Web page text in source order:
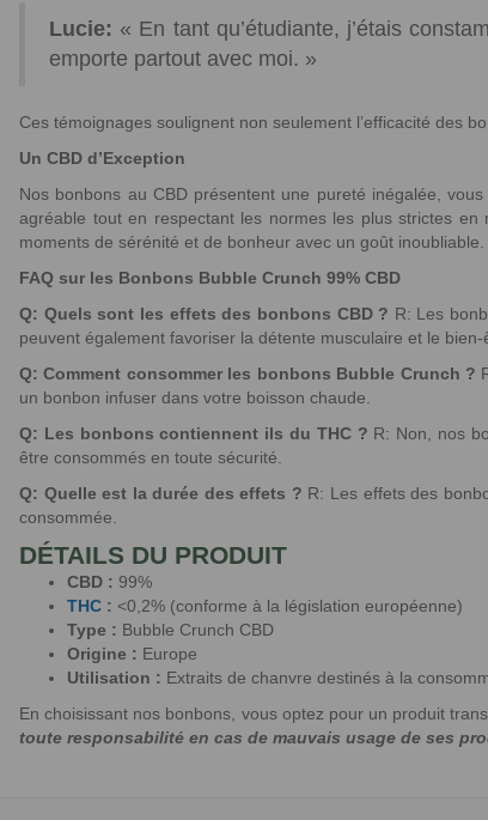
Lucie: « En tant qu’étudiante, j’étais
emporte partout avec moi. »
Ces témoignages soulignent non seulement l’efficacité des
Un CBD d’Exception
Nos bonbons au CBD présentent une pureté inégalée,
agréable tout en respectant les normes les plus strictes
moments de sérénité et de bonheur avec un goût
FAQ sur les Bonbons Bubble Crunch 99% CBD
Q: Quels sont les effets des bonbons CBD ? R: Les
peuvent également favoriser la détente musculaire et le bien-
Q: Comment consommer les bonbons Bubble Crunch ?
un bonbon infuser dans votre boisson chaude.
Q: Les bonbons contiennent ils du THC ? R: Non, nos
être consommés en toute sécurité.
Q: Quelle est la durée des effets ? R: Les effets des
consommée.
DÉTAILS DU PRODUIT
CBD : 99%
THC : <0,2% (conforme à la législation européenne)
Type : Bubble Crunch CBD
Origine : Europe
Utilisation : Extraits de chanvre destinés à la
En choisissant nos bonbons, vous optez pour un produit
toute responsabilité en cas de mauvais usage de ses